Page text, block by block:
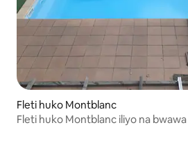
Fleti huko Montblanc
Fleti huko Montblanc iliyo na